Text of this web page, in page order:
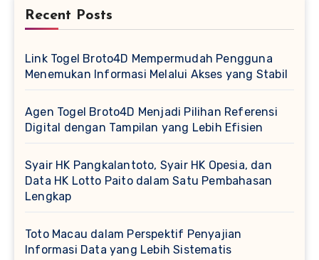
Recent Posts
Link Togel Broto4D Mempermudah Pengguna
Menemukan Informasi Melalui Akses yang Stabil
Agen Togel Broto4D Menjadi Pilihan Referensi
Digital dengan Tampilan yang Lebih Efisien
Syair HK Pangkalantoto, Syair HK Opesia, dan
Data HK Lotto Paito dalam Satu Pembahasan
Lengkap
Toto Macau dalam Perspektif Penyajian
Informasi Data yang Lebih Sistematis